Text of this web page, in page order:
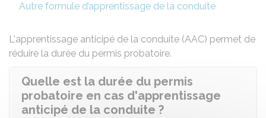
Autre formule d’apprentissage de la conduite
L'apprentissage anticipé de la conduite (AAC) permet de
réduire la durée du permis probatoire.
Quelle est la durée du permis
probatoire en cas d'apprentissage
anticipé de la conduite ?